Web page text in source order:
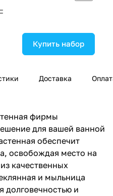
Grocenberg
Grocenberg
Grocenberg
Купить набор
Доставка
фирмы
для вашей ванной
обеспечит
освобождая место на
качественных
и мыльница
долговечностью и